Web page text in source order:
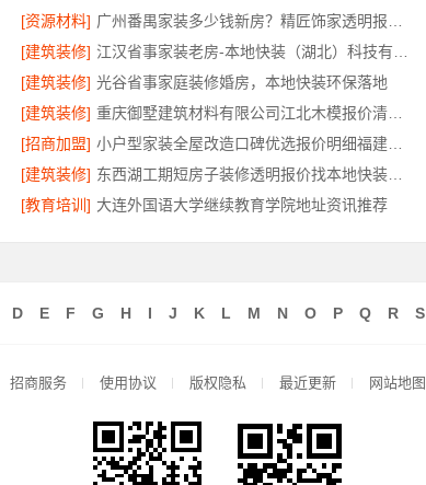
[资源材料]
[建筑装修]
[建筑装修] 光谷省事家庭装修婚房，本地快装环保落地
[建筑装修]
[招商加盟]
[建筑装修]
[教育培训] 大连外国语大学继续教育学院地址资讯推荐
D E F G H I J K L M N O P Q R S
招商服务 使用协议 版权隐私 最近更新 网站地图